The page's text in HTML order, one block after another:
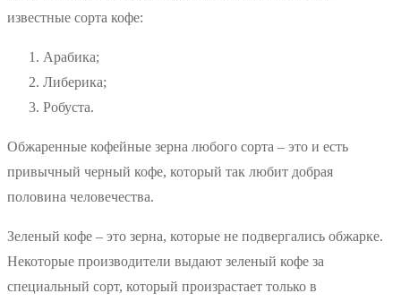
известные сорта кофе:
Арабика;
Либерика;
Робуста.
Обжаренные кофейные зерна любого сорта – это и есть
привычный черный кофе, который так любит добрая
половина человечества.
Зеленый кофе – это зерна, которые не подвергались обжарке.
Некоторые производители выдают зеленый кофе за
специальный сорт, который произрастает только в